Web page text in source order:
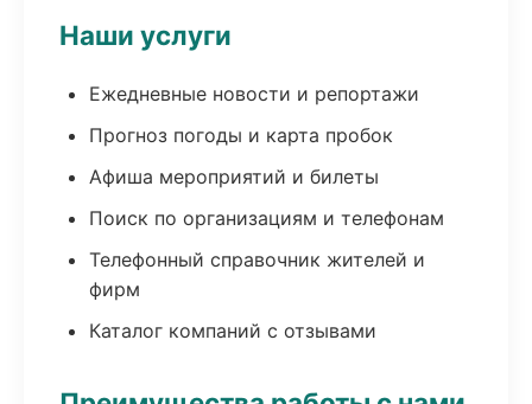
Наши услуги
Ежедневные новости и репортажи
Прогноз погоды и карта пробок
Афиша мероприятий и билеты
Поиск по организациям и телефонам
Телефонный справочник жителей и
фирм
Каталог компаний с отзывами